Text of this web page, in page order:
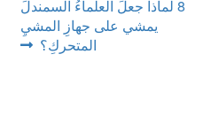
Next
8 لماذا جعلَ العلماءُ السمندلَ
يمشي على جهازِ المشيِ
المتحركِ؟